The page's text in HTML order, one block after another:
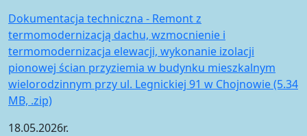
Dokumentacja techniczna - Remont z
termomodernizacją dachu, wzmocnienie i
termomodernizacja elewacji, wykonanie izolacji
pionowej ścian przyziemia w budynku mieszkalnym
wielorodzinnym przy ul. Legnickiej 91 w Chojnowie (5.34
MB, .zip)
18.05.2026r.